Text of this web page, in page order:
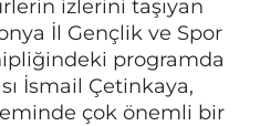
izlerini taşıyan
İl Gençlik ve Spor
programda
İsmail Çetinkaya,
çok önemli bir